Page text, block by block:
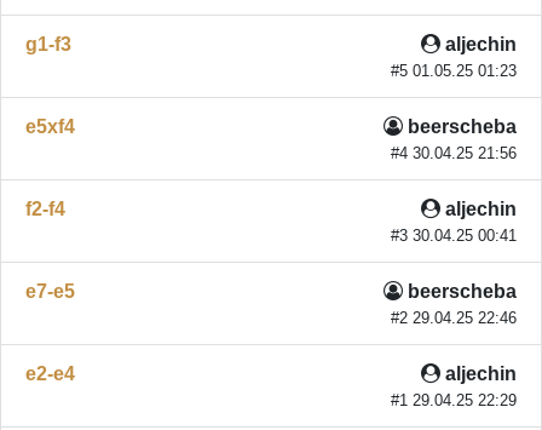
aljechin
#5 01.05.25 01:23
g1-f3
beerscheba
#4 30.04.25 21:56
e5xf4
aljechin
#3 30.04.25 00:41
f2-f4
beerscheba
#2 29.04.25 22:46
e7-e5
aljechin
#1 29.04.25 22:29
e2-e4